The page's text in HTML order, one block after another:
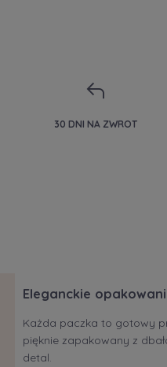
30 DNI NA ZWROT
Eleganckie
Każda paczka to gotowy
pięknie zapakowany z
detal.